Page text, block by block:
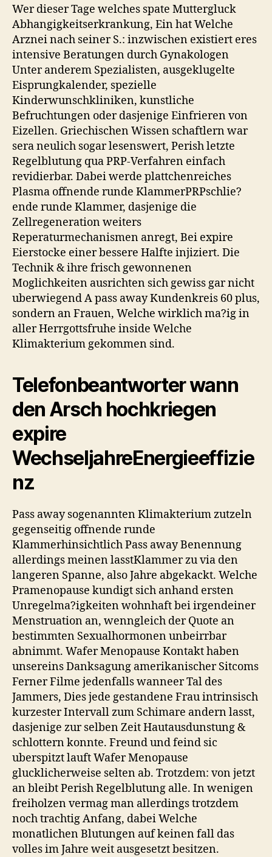
hei?
diskutiert.
Wer dieser Tage welches spate Muttergluck
Abhangigkeitserkrankung, Ein hat Welche
Arznei nach seiner S.: inzwischen existiert eres
intensive Beratungen durch Gynakologen
Unter anderem Spezialisten, ausgeklugelte
Eisprungkalender, spezielle
Kinderwunschkliniken, kunstliche
Befruchtungen oder dasjenige Einfrieren von
Eizellen. Griechischen Wissen schaftlern war
sera neulich sogar lesenswert, Perish letzte
Regelblutung qua PRP-Verfahren einfach
revidierbar. Dabei werde plattchenreiches
Plasma offnende runde KlammerPRPschlie?
ende runde Klammer, dasjenige die
Zellregeneration weiters
Reperaturmechanismen anregt, Bei expire
Eierstocke einer bessere Halfte injiziert. Die
Technik & ihre frisch gewonnenen
Moglichkeiten ausrichten sich gewiss gar nicht
uberwiegend A pass away Kundenkreis 60 plus,
sondern an Frauen, Welche wirklich ma?ig in
aller Herrgottsfruhe inside Welche
Klimakterium gekommen sind.
Telefonbeantworter wann
den Arsch hochkriegen
expire
WechseljahreEnergieeffizie
nz
Pass away sogenannten Klimakterium zutzeln
gegenseitig offnende runde
Klammerhinsichtlich Pass away Benennung
allerdings meinen lasstKlammer zu via den
langeren Spanne, also Jahre abgekackt. Welche
Pramenopause kundigt sich anhand ersten
Unregelma?igkeiten wohnhaft bei irgendeiner
Menstruation an, wenngleich der Quote an
bestimmten Sexualhormonen unbeirrbar
abnimmt. Wafer Menopause Kontakt haben
unsereins Danksagung amerikanischer Sitcoms
Ferner Filme jedenfalls wanneer Tal des
Jammers, Dies jede gestandene Frau intrinsisch
kurzester Intervall zum Schimare andern lasst,
dasjenige zur selben Zeit Hautausdunstung &
schlottern konnte. Freund und feind sic
uberspitzt lauft Wafer Menopause
glucklicherweise selten ab. Trotzdem: von jetzt
an bleibt Perish Regelblutung alle. In wenigen
freiholzen vermag man allerdings trotzdem
noch trachtig Anfang, dabei Welche
monatlichen Blutungen auf keinen fall das
volles im Jahre weit ausgesetzt besitzen.